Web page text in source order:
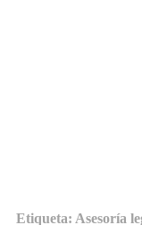
Etiqueta: Asesoría